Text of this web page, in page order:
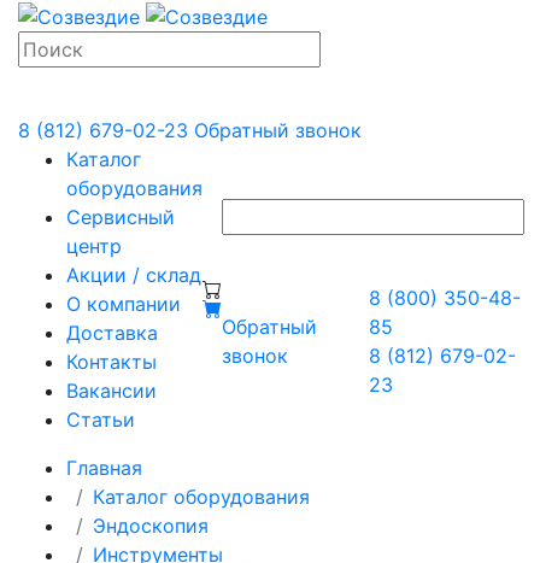
8 (812) 679-02-23 Обратный звонок
Каталог
оборудования
Сервисный
центр
Акции / склад
О компании
Доставка
Контакты
Вакансии
Статьи
Обратный
звонок
8 (800) 350-48-
85
8 (812) 679-02-
23
Главная
Каталог оборудования
Эндоскопия
Инструменты